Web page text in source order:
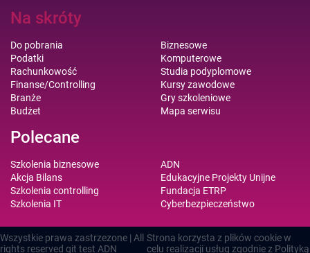
Na skróty
Do pobrania
Podatki
Rachunkowość
Finanse/Controlling
Branże
Budżet
Biznesowe
Komputerowe
Studia podyplomowe
Kursy zawodowe
Gry szkoleniowe
Mapa serwisu
Polecane
Szkolenia biznesowe
Akcja Bilans
Szkolenia controlling
Szkolenia IT
ADN
Edukacyjne Projekty Unijne
Fundacja ETRP
Cyberbezpieczeństwo
Wszystkie prawa zastrzezone | All
rights reserved git test ADN
Strona korzysta z plików cookie w
celu realizacji usług zgodnie z Polityką